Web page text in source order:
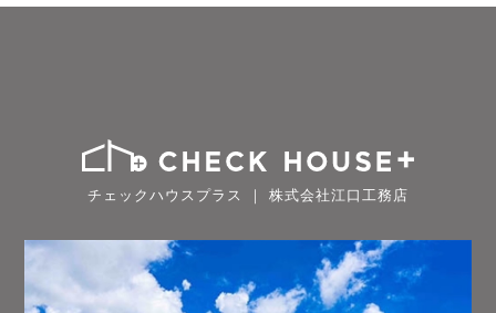
チェックハウスプラス ｜ 株式会社江口工務店